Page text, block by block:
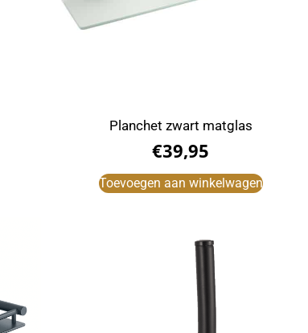
Planchet zwart matglas
€39,95
Toevoegen aan winkelwagen